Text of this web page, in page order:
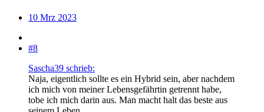
10 Mrz 2023
#8
Sascha39 schrieb:
Naja, eigentlich sollte es ein Hybrid sein, aber nachdem
ich mich von meiner Lebensgefährtin getrennt habe,
tobe ich mich darin aus. Man macht halt das beste aus